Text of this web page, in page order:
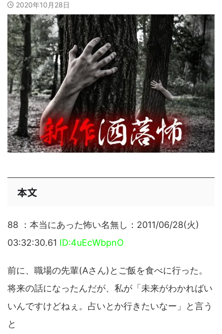
2020年10月28日
本文
88 ：本当にあった怖い名無し：2011/06/28(火)
03:32:30.61 ID:4uEcWbpnO
前に、職場の先輩(Aさん)とご飯を食べに行った。
将来の話になったんだが、私が「未来がわかればい
いんですけどねぇ。占いとか行きたいなー」と言う
と